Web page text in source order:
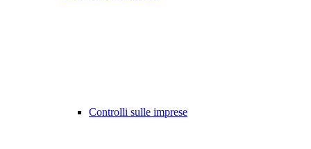
Controlli sulle imprese